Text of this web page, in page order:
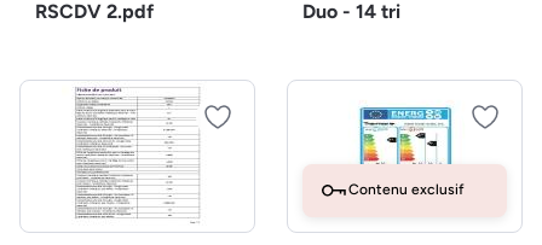
RSCDV 2.pdf
Duo - 14 tri
Contenu exclusif